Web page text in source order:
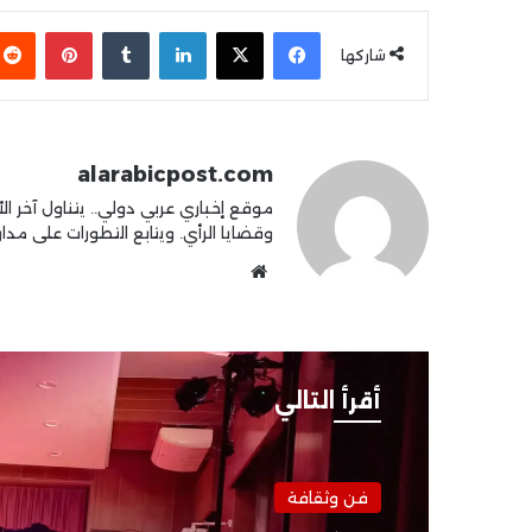
شاركها
فيسبوك
X لينكدإن
alarabicpost.com
موقع إخباري عربي دولي.. يتناول آخر
وقضايا الرأي. ويتابع التطورات على مدار 24
أقرأ التالي
فن وثقافة